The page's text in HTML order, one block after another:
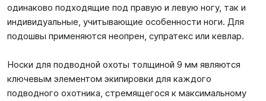
одинаково подходящие под правую и левую ногу, так и
индивидуальные, учитывающие особенности ноги. Для
подошвы применяются неопрен, супратекс или кевлар.
Носки для подводной охоты толщиной 9 мм являются
ключевым элементом экипировки для каждого
подводного охотника, стремящегося к максимальному